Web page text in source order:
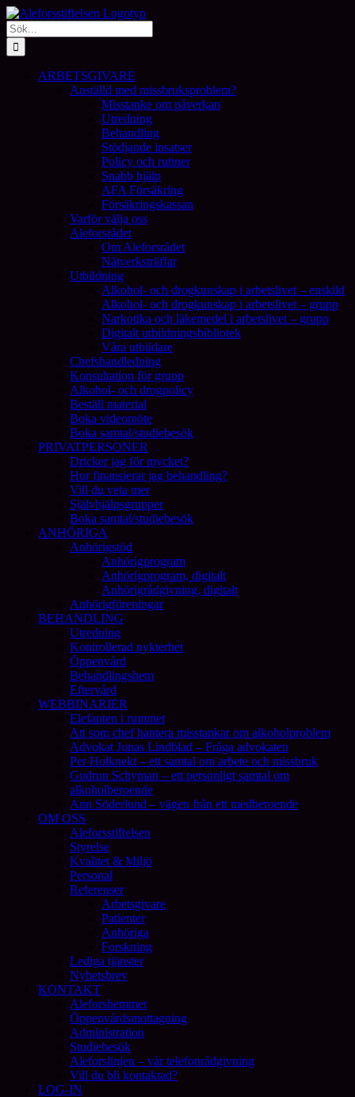
Fortsätt
till
innehållet
Sök
efter:
ARBETSGIVARE
Anställd med missbruksproblem?
Misstanke om påverkan
Utredning
Behandling
Stödjande insatser
Policy och rutiner
Snabb hjälp
AFA Försäkring
Försäkringskassan
Varför välja oss
Aleforsrådet
Om Aleforsrådet
Nätverksträffar
Utbildning
Alkohol- och drogkunskap i arbetslivet – enskild
Alkohol- och drogkunskap i arbetslivet – grupp
Narkotika och läkemedel i arbetslivet – grupp
Digitalt utbildningsbibliotek
Våra utbildare
Chefshandledning
Konsultation för grupp
Alkohol- och drogpolicy
Beställ material
Boka videomöte
Boka samtal/studiebesök
PRIVATPERSONER
Dricker jag för mycket?
Hur finansierar jag behandling?
Vill du veta mer
Självhjälpsgrupper
Boka samtal/studiebesök
ANHÖRIGA
Anhörigstöd
Anhörigprogram
Anhörigprogram, digitalt
Anhörigrådgivning, digitalt
Anhörigföreningar
BEHANDLING
Utredning
Kontrollerad nykterhet
Öppenvård
Behandlingshem
Eftervård
WEBBINARIER
Elefanten i rummet
Att som chef hantera misstankar om alkoholproblem
Advokat Jonas Lindblad – Fråga advokaten
Per Holknekt – ett samtal om arbete och missbruk
Gudrun Schyman – ett personligt samtal om
alkoholberoende
Ann Söderlund – vägen från ett medberoende
OM OSS
Aleforsstiftelsen
Styrelse
Kvalitet & Miljö
Personal
Referenser
Arbetsgivare
Patienter
Anhöriga
Forskning
Lediga tjänster
Nyhetsbrev
KONTAKT
Aleforshemmet
Öppenvårdsmottagning
Administration
Studiebesök
Aleforslinjen – vår telefonrådgivning
Vill du bli kontaktad?
LOG-IN